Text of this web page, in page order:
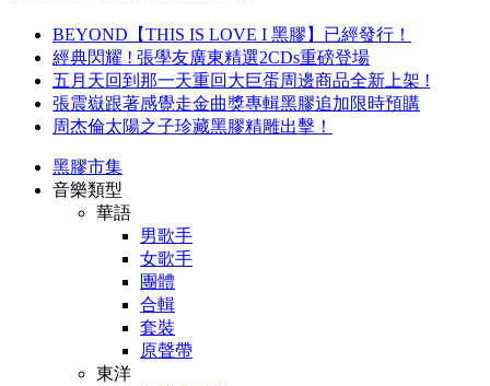
BEYOND【THIS IS LOVE I 黑膠】已經發行！
經典閃耀 ! 張學友廣東精選2CDs重磅登場
五月天回到那一天重回大巨蛋周邊商品全新上架 !
張震嶽跟著感覺走金曲獎專輯黑膠追加限時預購
周杰倫太陽之子珍藏黑膠精雕出擊！
黑膠市集
音樂類型
華語
男歌手
女歌手
團體
合輯
套裝
原聲帶
東洋